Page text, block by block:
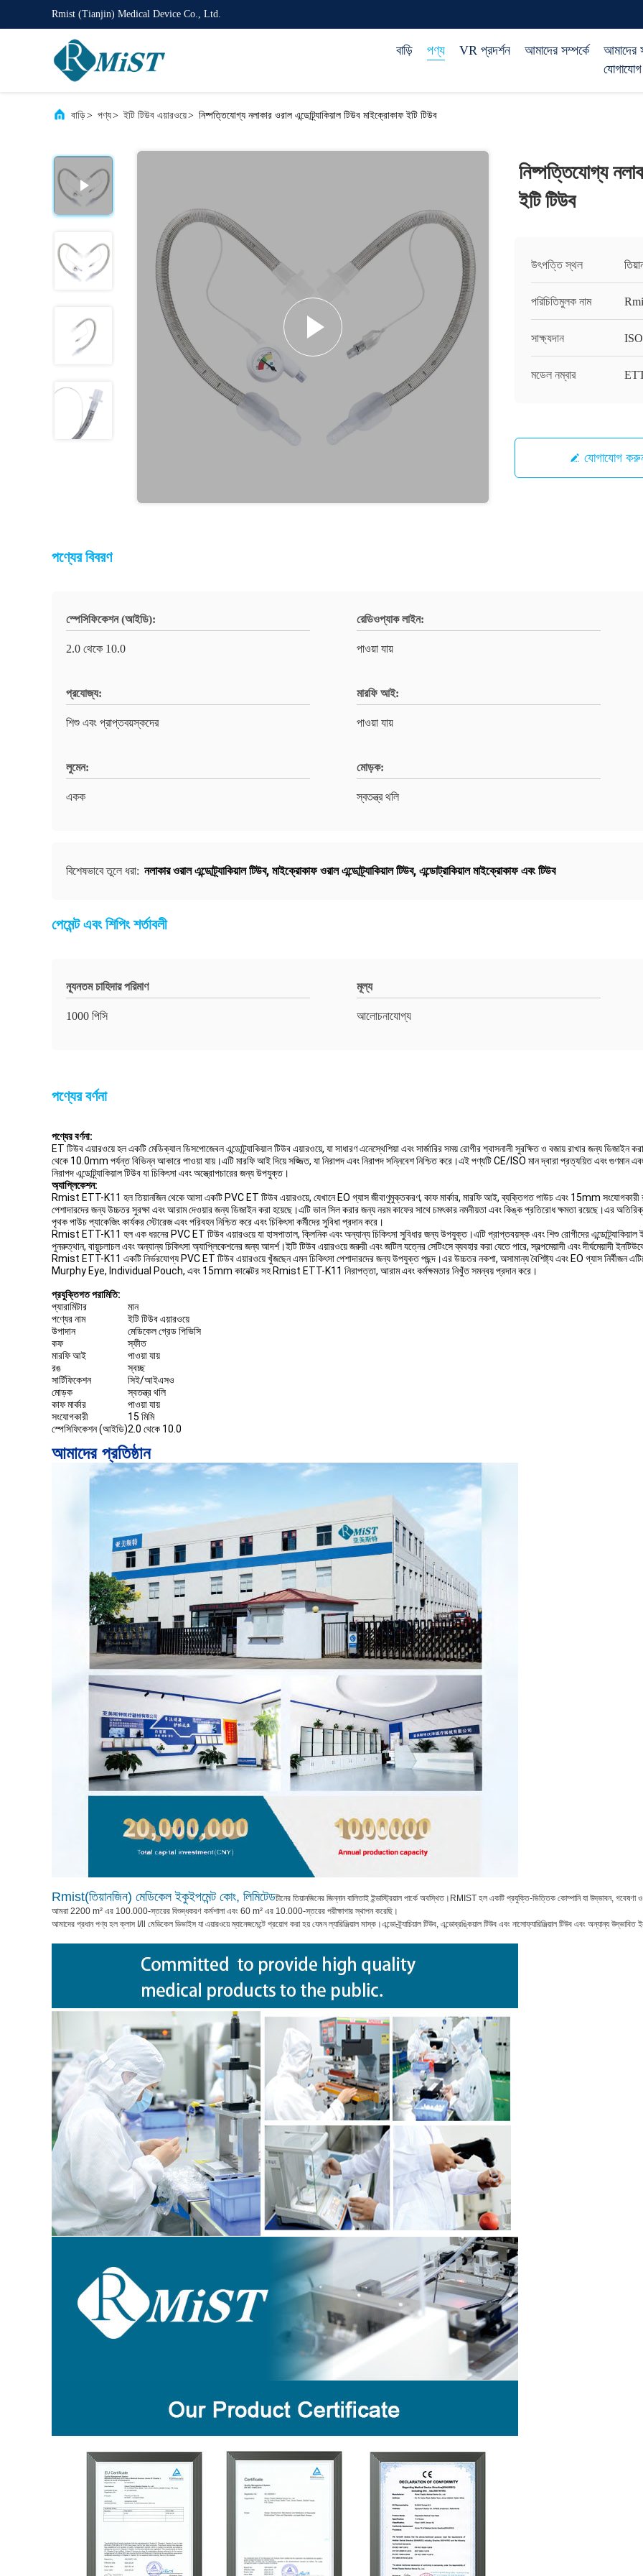
Rmist (Tianjin) Medical Device Co., Ltd.
বাড়ি পণ্য VR প্রদর্শন আমাদের সম্পর্কে
আমাদের
বাড়ি> পণ্য> ইটি টিউব এয়ারওয়ে> নিষ্পত্তিযোগ্য নলাকার ওরাল এন্ডোট্র্যাকিয়াল টিউব মাইক্রোকাফ ইটি টিউব
নিষ্পত্তিযোগ্য
ইটি টিউব
উৎপত্তি স্থল
পরিচিতিমুলক নাম
সাক্ষ্যদান ISO
মডেল নম্বার
যোগাযোগ
পণ্যের বিবরণ
স্পেসিফিকেশন (আইডি):
2.0 থেকে 10.0
রেডিওপ্যাক লাইন:
পাওয়া যায়
প্রযোজ্য:
শিশু এবং প্রাপ্তবয়স্কদের
মারফি আই:
পাওয়া যায়
লুমেন:
একক
মোড়ক:
স্বতন্ত্র থলি
বিশেষভাবে তুলে ধরা: নলাকার ওরাল এন্ডোট্র্যাকিয়াল টিউব, মাইক্রোকাফ ওরাল এন্ডোট্র্যাকিয়াল টিউব, এন্ডোট্রাকিয়াল মাইক্রোকাফ এবং টিউব
পেমেন্ট এবং শিপিং শর্তাবলী
ন্যূনতম চাহিদার পরিমাণ
1000 পিসি
মূল্য
আলোচনাযোগ্য
পণ্যের বর্ণনা
পণ্যের বর্ণনা:
ET টিউব এয়ারওয়ে হল একটি মেডিক্যাল ডিসপোজেবল এন্ডোট্র্যাকিয়াল টিউব এয়ারওয়ে, যা সাধারণ এনেস্থেশিয়া এবং সার্জারির সময় রোগীর শ্বাসনালী সুরক্ষিত ও বজায় রাখার জন্য
থেকে 10.0mm পর্যন্ত বিভিন্ন আকারে পাওয়া যায়।এটি মারফি আই দিয়ে সজ্জিত, যা নিরাপদ এবং নিরাপদ সন্নিবেশ নিশ্চিত করে।এই পণ্যটি CE/ISO মান দ্বারা প্রত্যয়িত এবং গুণমান
নিরাপদ এন্ডোট্র্যাকিয়াল টিউব যা চিকিৎসা এবং অস্ত্রোপচারের জন্য উপযুক্ত।
অ্যাপ্লিকেশন:
Rmist ETT-K11 হল তিয়ানজিন থেকে আসা একটি PVC ET টিউব এয়ারওয়ে, যেখানে EO গ্যাস জীবাণুমুক্তকরণ, কাফ মার্কার, মারফি আই, ব্যক্তিগত পাউচ এবং 15mm সংযোগকারী
পেশাদারদের জন্য উচ্চতর সুরক্ষা এবং আরাম দেওয়ার জন্য ডিজাইন করা হয়েছে।এটি ভাল সিল করার জন্য নরম কাফের সাথে চমৎকার নমনীয়তা এবং কিঙ্ক প্রতিরোধ ক্ষমতা রয়েছে।এর
পৃথক পাউচ প্যাকেজিং কার্যকর স্টোরেজ এবং পরিবহন নিশ্চিত করে এবং চিকিৎসা কর্মীদের সুবিধা প্রদান করে।
Rmist ETT-K11 হল এক ধরনের PVC ET টিউব এয়ারওয়ে যা হাসপাতাল, ক্লিনিক এবং অন্যান্য চিকিৎসা সুবিধার জন্য উপযুক্ত।এটি প্রাপ্তবয়স্ক এবং শিশু রোগীদের এন্ডোট্র্যাকিয়াল
পুনরুত্থান, বায়ুচলাচল এবং অন্যান্য চিকিৎসা অ্যাপ্লিকেশনের জন্য আদর্শ।ইটি টিউব এয়ারওয়ে জরুরী এবং জটিল যত্নের সেটিংসে ব্যবহার করা যেতে পারে, স্বল্পমেয়াদী এবং দীর্ঘমেয়াদী
Rmist ETT-K11 একটি নির্ভরযোগ্য PVC ET টিউব এয়ারওয়ে খুঁজছেন এমন চিকিৎসা পেশাদারদের জন্য উপযুক্ত পছন্দ।এর উচ্চতর নকশা, অসামান্য বৈশিষ্ট্য এবং EO গ্যাস নির্বীজন
Murphy Eye, Individual Pouch, এবং 15mm কানেক্টর সহ Rmist ETT-K11 নিরাপত্তা, আরাম এবং কর্মক্ষমতার নিখুঁত সমন্বয় প্রদান করে।
প্রযুক্তিগত পরামিতি:
প্যারামিটার
মান
পণ্যের নাম
ইটি টিউব এয়ারওয়ে
উপাদান
মেডিকেল গ্রেড পিভিসি
কফ
স্ফীত
মারফি আই
পাওয়া যায়
রঙ
স্বচ্ছ
সার্টিফিকেশন
সিই/আইএসও
মোড়ক
স্বতন্ত্র থলি
কাফ মার্কার
পাওয়া যায়
সংযোগকারী
15 মিমি
স্পেসিফিকেশন (আইডি)2.0 থেকে 10.0
আমাদের প্রতিষ্ঠান
Rmist(তিয়ানজিন) মেডিকেল ইকুইপমেন্ট কোং, লিমিটেডচীনের তিয়ানজিনের জিন্নান বালিতাই ইন্ডাস্ট্রিয়াল পার্কে অবস্থিত।RMIST হল একটি প্রযুক্তি-ভিত্তিক কোম্পানি যা উদ্ভাবন,
আমরা 2200 m² এর 100.000-স্তরের বিশুদ্ধকরণ কর্মশালা এবং 60 m² এর 10.000-স্তরের পরীক্ষাগার স্থাপন করেছি।
আমাদের প্রধান পণ্য হল ক্লাস I/ll মেডিকেল ডিভাইস যা এয়ারওয়ে ম্যানেজমেন্টে প্রয়োগ করা হয় যেমন ল্যারিঞ্জিয়াল মাস্ক।এন্ডো-ট্র্যাচিয়াল টিউব, এন্ডোব্রঙ্কিয়াল টিউব এবং নাসোফ্যারিঞ্জিয়াল টিউব এবং অন্যান্য উদ্ভাবিত